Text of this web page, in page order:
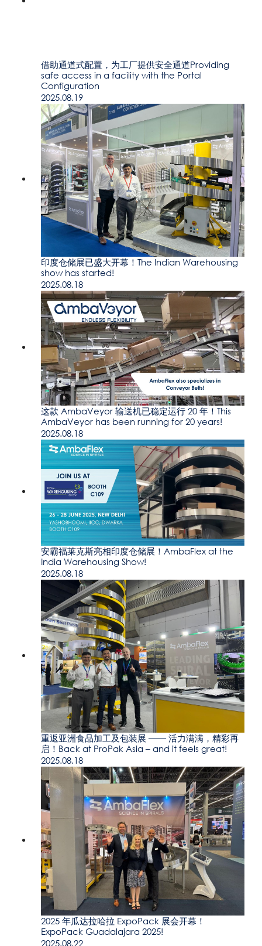
借助通道式配置，为工厂提供安全通道Providing
safe access in a facility with the Portal
Configuration
2025.08.19
印度仓储展已盛大开幕！The Indian Warehousing
show has started!
2025.08.18
这款 AmbaVeyor 输送机已稳定运行 20 年！This
AmbaVeyor has been running for 20 years!
2025.08.18
安霸福莱克斯亮相印度仓储展！AmbaFlex at the
India Warehousing Show!
2025.08.18
重返亚洲食品加工及包装展 —— 活力满满，精彩再
启！Back at ProPak Asia – and it feels great!
2025.08.18
2025 年瓜达拉哈拉 ExpoPack 展会开幕！
ExpoPack Guadalajara 2025!
2025.08.22